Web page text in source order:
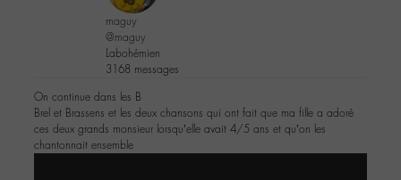
maguy
@maguy
Labohémien
3168 messages
On continue dans les B
Brel et Brassens et les deux chansons qui ont fait que ma fille a adoré
ces deux grands monsieur lorsqu’elle avait 4/5 ans et qu’on les
chantonnait ensemble